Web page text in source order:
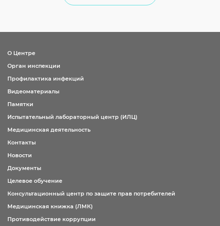
О Центре
Орган инспекции
Профилактика инфекций
Видеоматериалы
Памятки
Испытательный лабораторный центр (ИЛЦ)
Медицинская деятельность
Контакты
Новости
Документы
Целевое обучение
Консультационный центр по защите прав потребителей
Медицинская книжка (ЛМК)
Противодействие коррупции